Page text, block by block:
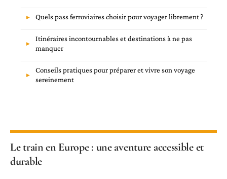
Quels pass ferroviaires choisir pour voyager librement ?
Itinéraires incontournables et destinations à ne pas
manquer
Conseils pratiques pour préparer et vivre son voyage
sereinement
Le train en Europe : une aventure accessible et
durable